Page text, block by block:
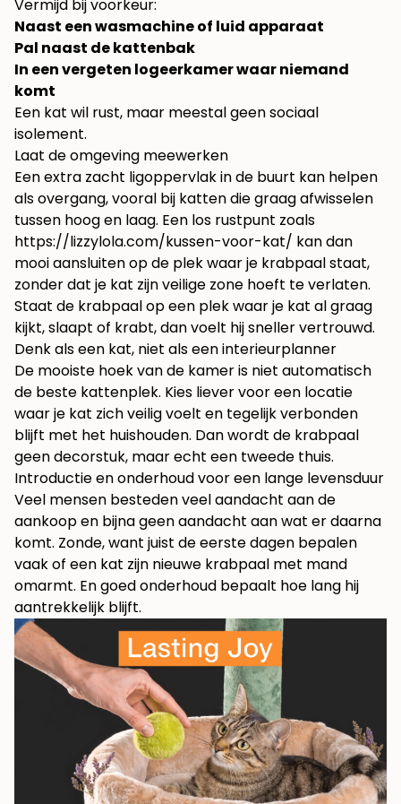
Vermijd bij voorkeur:
Naast een wasmachine of luid apparaat
Pal naast de kattenbak
In een vergeten logeerkamer waar niemand
komt
Een kat wil rust, maar meestal geen sociaal
isolement.
Laat de omgeving meewerken
Een extra zacht ligoppervlak in de buurt kan helpen
als overgang, vooral bij katten die graag afwisselen
tussen hoog en laag. Een los rustpunt zoals
https://lizzylola.com/kussen-voor-kat/ kan dan
mooi aansluiten op de plek waar je krabpaal staat,
zonder dat je kat zijn veilige zone hoeft te verlaten.
Staat de krabpaal op een plek waar je kat al graag
kijkt, slaapt of krabt, dan voelt hij sneller vertrouwd.
Denk als een kat, niet als een interieurplanner
De mooiste hoek van de kamer is niet automatisch
de beste kattenplek. Kies liever voor een locatie
waar je kat zich veilig voelt en tegelijk verbonden
blijft met het huishouden. Dan wordt de krabpaal
geen decorstuk, maar echt een tweede thuis.
Introductie en onderhoud voor een lange levensduur
Veel mensen besteden veel aandacht aan de
aankoop en bijna geen aandacht aan wat er daarna
komt. Zonde, want juist de eerste dagen bepalen
vaak of een kat zijn nieuwe krabpaal met mand
omarmt. En goed onderhoud bepaalt hoe lang hij
aantrekkelijk blijft.